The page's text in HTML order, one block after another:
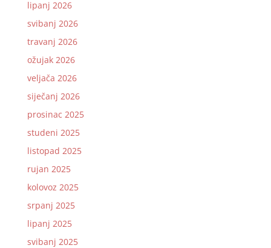
lipanj 2026
svibanj 2026
travanj 2026
ožujak 2026
veljača 2026
siječanj 2026
prosinac 2025
studeni 2025
listopad 2025
rujan 2025
kolovoz 2025
srpanj 2025
lipanj 2025
svibanj 2025